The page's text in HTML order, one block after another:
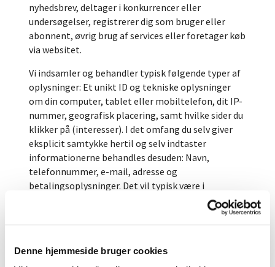
Denne hjemmeside bruger cookies
nyhedsbrev, deltager i konkurrencer eller
undersøgelser, registrerer dig som bruger eller
abonnent, øvrig brug af services eller foretager køb
via websitet.
Vi indsamler og behandler typisk følgende typer af
oplysninger: Et unikt ID og tekniske oplysninger
om din computer, tablet eller mobiltelefon, dit IP-
nummer, geografisk placering, samt hvilke sider du
klikker på (interesser). I det omfang du selv giver
eksplicit samtykke hertil og selv indtaster
informationerne behandles desuden: Navn,
telefonnummer, e-mail, adresse og
betalingsoplysninger. Det vil typisk være i
forbindelse med oprettelse af login eller ved køb.
Sikkerhed
Vi har truffet tekniske og organisatoriske